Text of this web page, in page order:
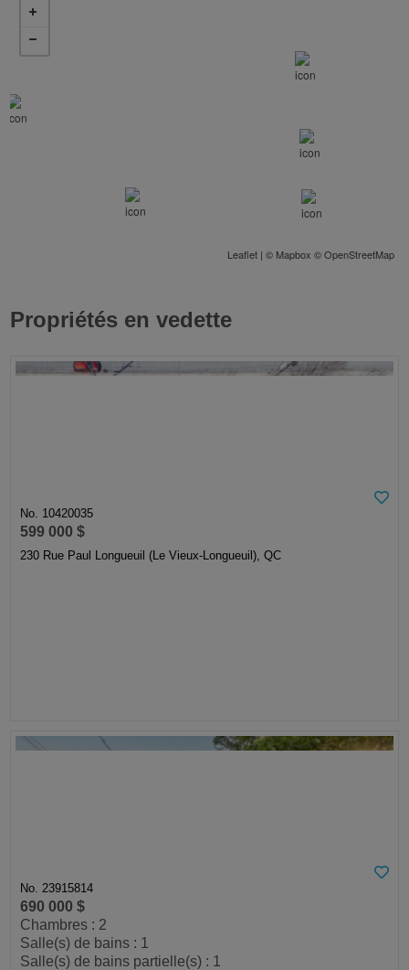
Leaflet| © Mapbox ©OpenStreetMap
Propriétés en vedette
No. 10420035
599 000 $
230 Rue Paul Longueuil (Le Vieux-Longueuil), QC
No. 23915814
690 000 $
Chambres : 2
Salle(s) de bains : 1
Salle(s) de bains partielle(s) : 1